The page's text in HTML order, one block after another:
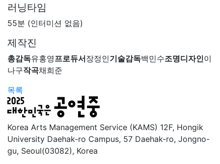
러닝타임
55분 (인터미션 없음)
제작진
총감독유홍영프로듀서장정인기술감독백민수조명디자인이
나구작곡채희준
목록
Korea Arts Management Service (KAMS) 12F, Hongik
University Daehak-ro Campus, 57 Daehak-ro, Jongno-
gu, Seoul(03082), Korea